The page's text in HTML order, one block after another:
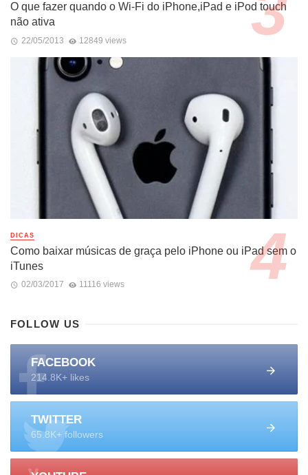
O que fazer quando o Wi-Fi do iPhone,iPad e iPod touch
não ativa
22/05/2013 12849 views
DICAS
Como baixar músicas de graça pelo iPhone ou iPad sem o
iTunes
02/03/2017 11116 views
FOLLOW US
FACEBOOK
214.8K+ likes
TWITTER
65.8K+ followers